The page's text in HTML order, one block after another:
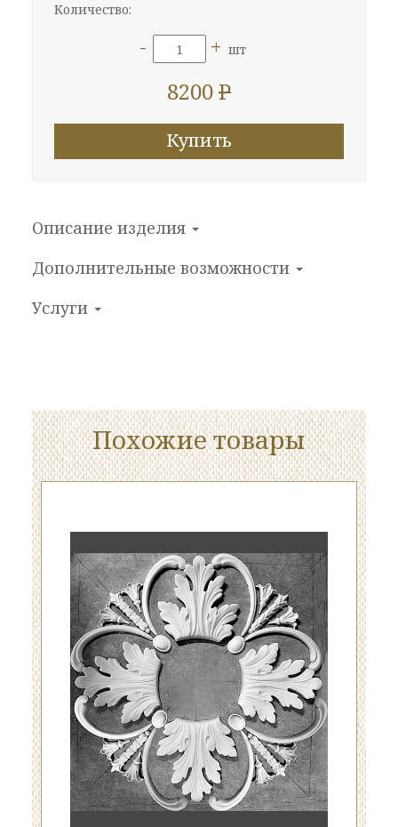
Количество:
- + шт
8200P
Купить
Описание изделия
Дополнительные возможности
Услуги
Похожие товары